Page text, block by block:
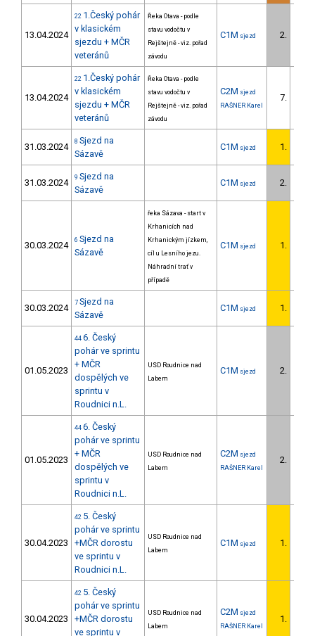
13.04.2024
22 1.Český pohár
v klasickém
sjezdu + MČR
veteránů
Řeka Otava - podle
stavu vodočtu v
Rejštejně - viz. pořad
závodu
C1M sjezd 2.
13.04.2024
22 1.Český pohár
v klasickém
sjezdu + MČR
veteránů
Řeka Otava - podle
stavu vodočtu v
Rejštejně - viz. pořad
závodu
C2M sjezd
RAŠNER Karel
7.
31.03.2024 8 Sjezd na
Sázavě
C1M sjezd 1.
31.03.2024 9 Sjezd na
Sázavě
C1M sjezd 2.
30.03.2024 6 Sjezd na
Sázavě
řeka Sázava - start v
Krhanicích nad
Krhanickým jízkem,
cíl u Lesního jezu.
Náhradní trať v
případě
C1M sjezd 1.
30.03.2024 7 Sjezd na
Sázavě
C1M sjezd 1.
01.05.2023
44 6. Český
pohár ve sprintu
+ MČR
dospělých ve
sprintu v
Roudnici n.L.
USD Roudnice nad
Labem
C1M sjezd 2.
01.05.2023
44 6. Český
pohár ve sprintu
+ MČR
dospělých ve
sprintu v
Roudnici n.L.
USD Roudnice nad
Labem
C2M sjezd
RAŠNER Karel
2.
30.04.2023
42 5. Český
pohár ve sprintu
+MČR dorostu
ve sprintu v
Roudnici n.L.
USD Roudnice nad
Labem
C1M sjezd 1.
30.04.2023
42 5. Český
pohár ve sprintu
+MČR dorostu
ve sprintu v
USD Roudnice nad
Labem
C2M sjezd
RAŠNER Karel
1.